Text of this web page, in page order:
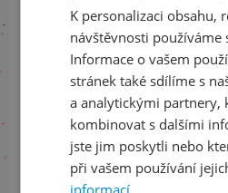
Informace o
+420 257
S finanční
K personalizaci obsahu,
návštěvnosti používáme
Informace o vašem
stránek také sdílíme s
a analytickými partnery,
kombinovat s dalšími
jste jim poskytli nebo
při vašem používání
informací